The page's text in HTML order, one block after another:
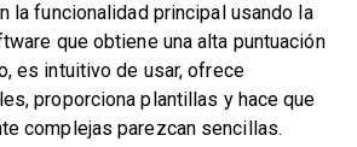
la funcionalidad principal usando la
que obtiene una alta puntuación
es intuitivo de usar, ofrece
proporciona plantillas y hace que
complejas parezcan sencillas.